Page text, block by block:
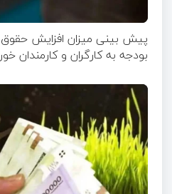
بودجه به کارگران و کارمندان